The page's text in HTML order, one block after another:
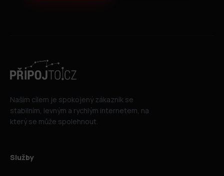
Naším cílem je spokojený zákazník se
stabilním, levným a rychlým internetem, na
který se může spolehnout.
Služby